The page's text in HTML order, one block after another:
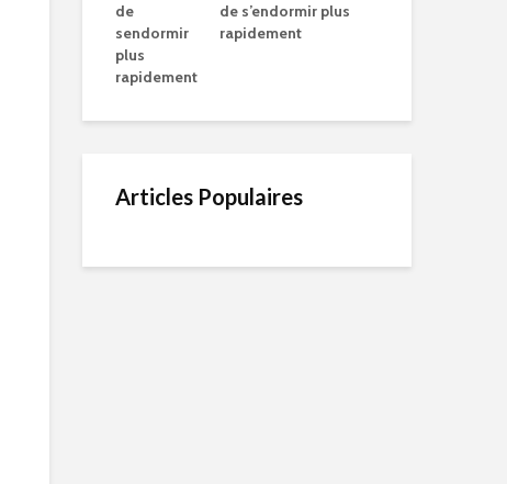
de s’endormir plus
rapidement
Articles Populaires